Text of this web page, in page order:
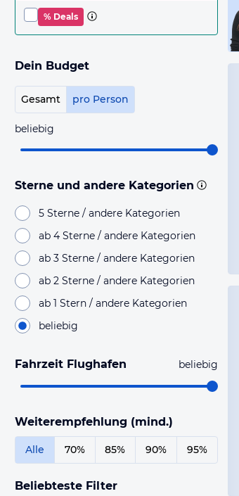
% Deals
Dein Budget
Gesamt pro Person
beliebig
Sterne und andere Kategorien
5 Sterne / andere Kategorien
ab 4 Sterne / andere Kategorien
ab 3 Sterne / andere Kategorien
ab 2 Sterne / andere Kategorien
ab 1 Stern / andere Kategorien
beliebig
Fahrzeit Flughafen beliebig
Weiterempfehlung (mind.)
Alle 70% 85% 90% 95%
Beliebteste Filter